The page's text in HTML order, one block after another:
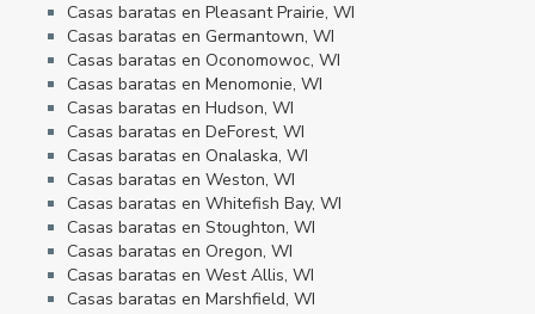
Casas baratas en Pleasant Prairie, WI
Casas baratas en Germantown, WI
Casas baratas en Oconomowoc, WI
Casas baratas en Menomonie, WI
Casas baratas en Hudson, WI
Casas baratas en DeForest, WI
Casas baratas en Onalaska, WI
Casas baratas en Weston, WI
Casas baratas en Whitefish Bay, WI
Casas baratas en Stoughton, WI
Casas baratas en Oregon, WI
Casas baratas en West Allis, WI
Casas baratas en Marshfield, WI